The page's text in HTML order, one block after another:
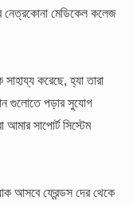
নেত্রকোনা মেডিকেল কলেজ
করেছে, হ্যা তারা
গুলোতে পড়ার সুযোগ
সাপোর্ট সিস্টেম
আসবে ফ্রেন্ডস দের থেকে